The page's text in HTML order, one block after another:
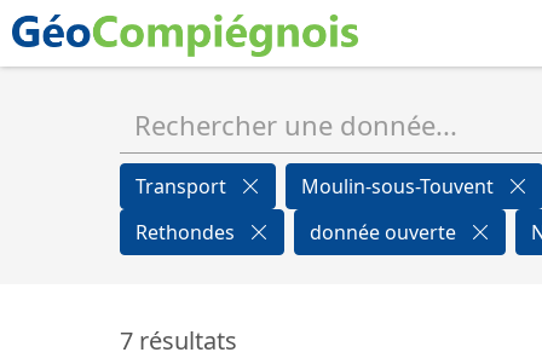
Transport Moulin-sous-Touvent
Rethondes
donnée ouverte
7 résultats